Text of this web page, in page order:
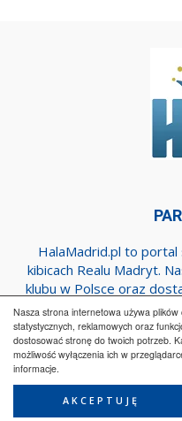
Nasza strona internetowa używa
statystycznych, reklamowych oraz
dostosować stronę do twoich potrzeb.
możliwość wyłączenia ich w
informacje.
AKCEPTUJĘ
HalaMadrid.pl to
kibicach Realu Madryt.
klubu w Polsce oraz
dotyczących zespołu
Regulamin Współpraca
© HalaMadrid.pl